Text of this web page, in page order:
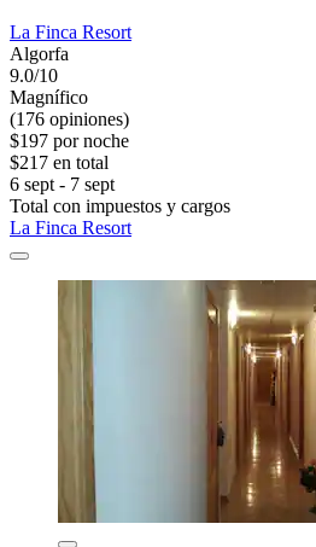
La Finca Resort
Algorfa
9.0/10
Magnífico
(176 opiniones)
$197 por noche
$217 en total
6 sept - 7 sept
Total con impuestos y cargos
La Finca Resort